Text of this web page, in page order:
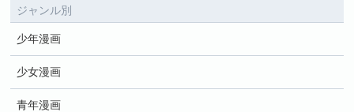
ジャンル別
少年漫画
少女漫画
青年漫画